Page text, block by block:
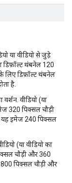
या वीडियो से जुड़े
डिफ़ॉल्ट थंबनेल 120
लिए डिफ़ॉल्ट थंबनेल
है.
वीडियो (या
320 पिक्सल चौड़ी
यह इमेज 240 पिक्सल
(या वीडियो का
चौड़ी और 360
पिक्सल चौड़ी और